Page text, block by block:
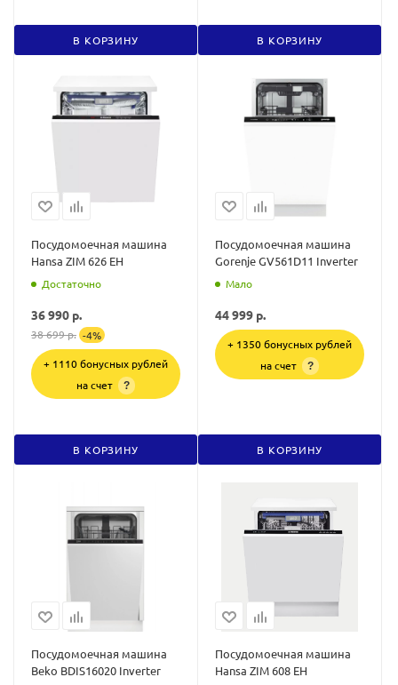
В КОРЗИНУ В КОРЗИНУ
Посудомоечная машина
Hansa ZIM 626 EH
Достаточно
36 990 р.
38 699р. -4%
+ 1110 бонусных рублей
на счет
?
В КОРЗИНУ
Посудомоечная машина
Gorenje GV561D11 Inverter
Мало
44 999 р.
+ 1350 бонусных рублей
на счет
?
В КОРЗИНУ
Посудомоечная машина
Beko BDIS16020 Inverter
Посудомоечная машина
Hansa ZIM 608 EH